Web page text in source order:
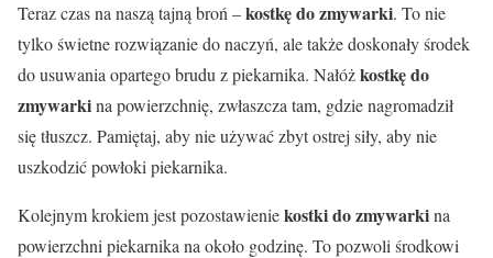
Teraz czas na naszą tajną broń –kostkę do zmywarki. To nie
tylko świetne rozwiązanie do naczyń, ale także doskonały środek
do usuwania opartego brudu z piekarnika. Nałóżkostkę do
zmywarkina powierzchnię, zwłaszcza tam, gdzie nagromadził
się tłuszcz. Pamiętaj, aby nie używać zbyt ostrej siły, aby nie
uszkodzić powłoki piekarnika.
Kolejnym krokiem jest pozostawieniekostki do zmywarkina
powierzchni piekarnika na około godzinę. To pozwoli środkowi